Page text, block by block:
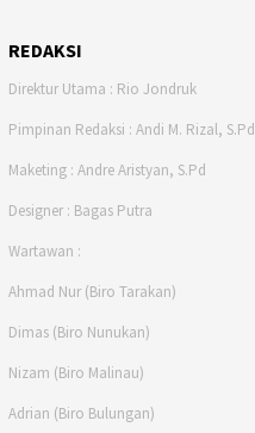
REDAKSI
Direktur Utama : Rio Jondruk
Pimpinan Redaksi : Andi M. Rizal, S.Pd
Maketing : Andre Aristyan, S.Pd
Designer : Bagas Putra
Wartawan :
Ahmad Nur (Biro Tarakan)
Dimas (Biro Nunukan)
Nizam (Biro Malinau)
Adrian (Biro Bulungan)